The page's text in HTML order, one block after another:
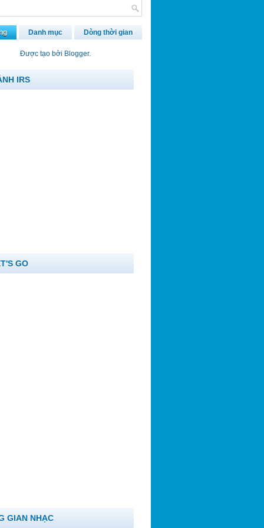
Danh mục Dòng thời gian
Được tạo bởi Blogger.
IRS
GO
GIAN NHẠC